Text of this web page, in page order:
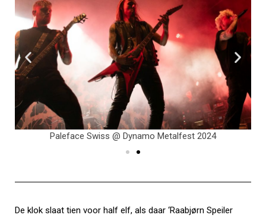
Paleface Swiss @ Dynamo Metalfest 2024
De klok slaat tien voor half elf, als daar ‘Raabjørn Speiler